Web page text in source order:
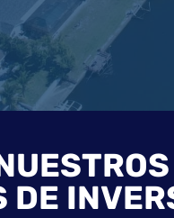
DE